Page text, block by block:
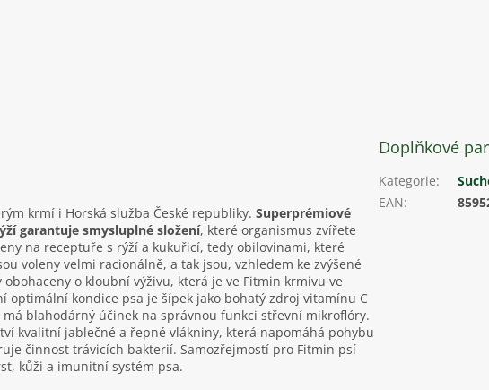
krmí i Horská služba České republiky. Superprémiové
garantuje smysluplné složení, které organismus zvířete
na receptuře s rýží a kukuřicí, tedy obilovinami, které
voleny velmi racionálně, a tak jsou, vzhledem ke zvýšené
o kloubní výživu, která je ve Fitmin krmivu ve
optimální kondice psa je šípek jako bohatý zdroj vitamínu C
blahodárný účinek na správnou funkci střevní mikroflóry.
kvalitní jablečné a řepné vlákniny, která napomáhá pohybu
činnost trávicích bakterií. Samozřejmostí pro Fitmin psí
kůži a imunitní systém psa.
Doplňkové
Kategorie:
EAN: